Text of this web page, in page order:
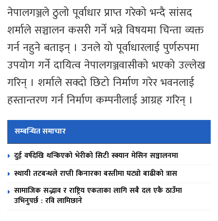
नेपालगञ्जले ठुलो पूर्वाधार प्राप्त गरेको भन्दै सांसद
शर्माले सञ्चालन कसरी गर्ने भन्ने विषयमा चिन्ता व्यक्त
गर्न नहुने बताइन् । उनले यो पूर्वाधारलाई पुर्णरुपमा
उपयोग गर्ने दायित्व नेपालगञ्जवासीको भएको उल्लेख
गरिन् । शर्माले सक्दो छिटो निर्माण गरेर भवनलाई
हस्तान्तरण गर्न निर्माण कम्पनीलाई आग्रह गरिन् ।
सम्बन्धित समाचार
दुई वर्षदेखि थन्किएको भेरीको सिटी स्क्यान मेसिन सञ्चालनमा
स्थायी तटबन्धले राप्ती किनारका बस्तीमा घट्यो बाढीको त्रास
सामाजिक सद्भाव र राष्ट्रिय एकताका लागि सबै दल एकै ठाउँमा
उभिनुपर्छ : रवि लामिछाने